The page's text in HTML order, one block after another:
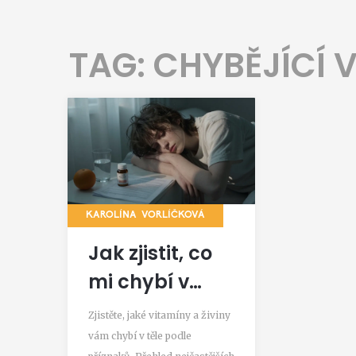
TAG: CHYBĚJÍCÍ
KAROLÍNA VORLÍČKOVÁ
Jak zjistit, co
mi chybí v
těle: přesné
příznaky a co
Zjistěte, jaké vitamíny a živiny
vám chybí v těle podle